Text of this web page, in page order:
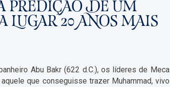
PREDIÇÃO DE UM
LUGAR 20 ANOS MAIS
Abu Bakr (622 d.C.), os líderes de Meca
que conseguisse trazer Muhammad, vivo